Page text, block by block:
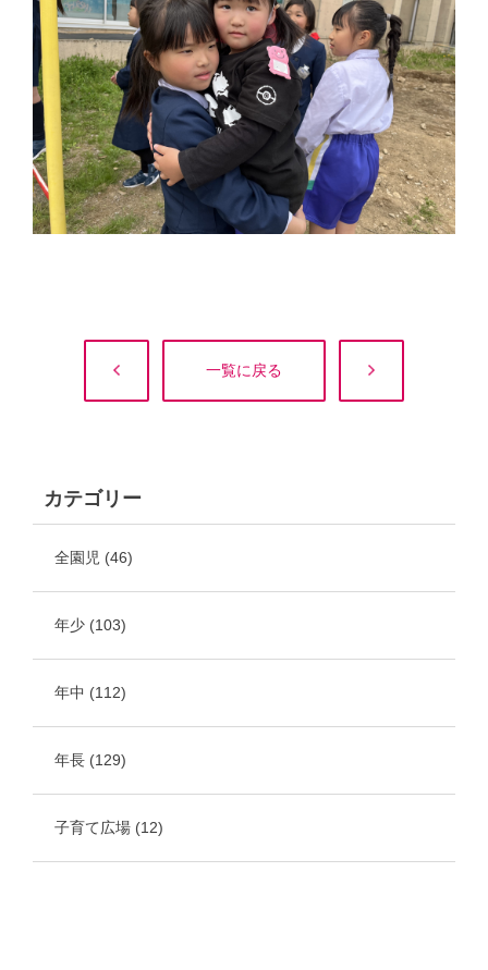
一覧に戻る
カテゴリー
全園児 (46)
年少 (103)
年中 (112)
年長 (129)
子育て広場 (12)